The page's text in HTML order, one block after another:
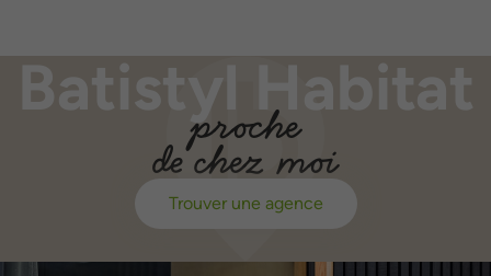
Batistyl Habitat
proche
de chez moi
Trouver une agence